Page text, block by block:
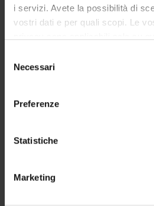
i servizi. Avete la possibilità di
vostri dati e per quali scopi. Le
modificare o revocare il proprio
momento dalla Dichiarazione sui
raccogliere informazioni
geografica, con
Identificare il tuo
delNecessari
Preferenze
Statistiche
Marketing
STUDYING
People
Calendar